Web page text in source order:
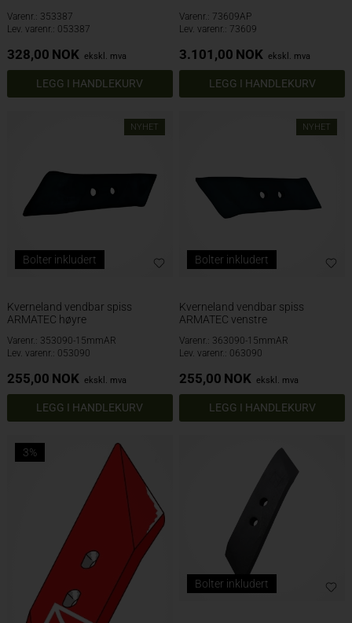
Varenr.: 353387
Lev. varenr.: 053387
328,00 NOK ekskl. mva
Varenr.: 73609AP
Lev. varenr.: 73609
3.101,00 NOK ekskl. mva
NYHET
Bolter inkludert
Kverneland vendbar spiss
ARMATEC høyre
Varenr.: 353090-15mmAR
Lev. varenr.: 053090
255,00 NOK ekskl. mva
NYHET
Bolter inkludert
Kverneland vendbar spiss
ARMATEC venstre
Varenr.: 363090-15mmAR
Lev. varenr.: 063090
255,00 NOK ekskl. mva
3%
Bolter inkludert